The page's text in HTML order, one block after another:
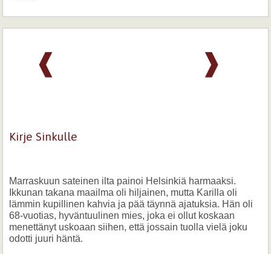
❱
❰
Kirje Sinkulle
Marraskuun sateinen ilta painoi Helsinkiä harmaaksi.
Ikkunan takana maailma oli hiljainen, mutta Karilla oli
lämmin kupillinen kahvia ja pää täynnä ajatuksia. Hän oli
68-vuotias, hyväntuulinen mies, joka ei ollut koskaan
menettänyt uskoaan siihen, että jossain tuolla vielä joku
odotti juuri häntä.